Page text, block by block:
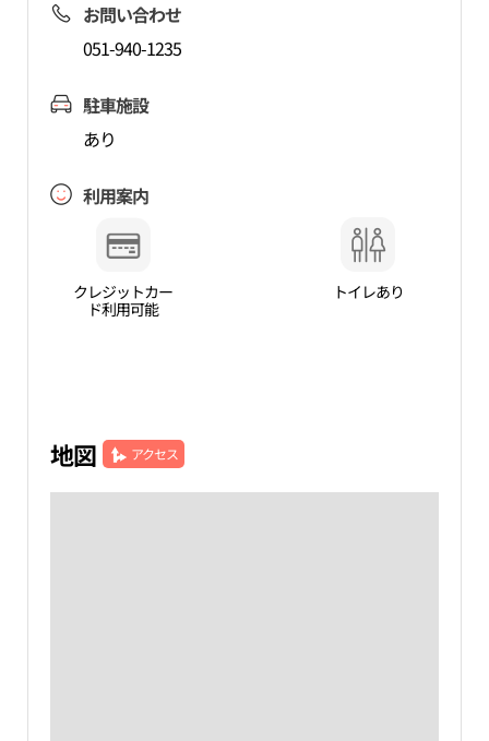
お問い合わせ
051-940-1235
駐車施設
あり
利用案内
クレジットカー
ド利用可能
トイレあり
地図 アクセス